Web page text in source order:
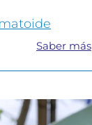
Saber más